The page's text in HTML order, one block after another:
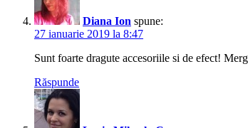
Diana Ion spune:
27 ianuarie 2019 la 8:47
Sunt foarte dragute accesoriile si de efect!
Răspunde